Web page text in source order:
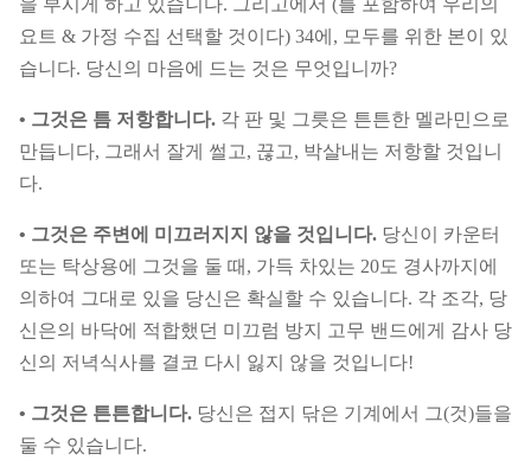
을 부시게 하고 있습니다. 그리고에서 (를 포함하여 우리의
요트 & 가정 수집 선택할 것이다) 34에, 모두를 위한 본이 있
습니다. 당신의 마음에 드는 것은 무엇입니까?
• 그것은 틈 저항합니다. 각 판 및 그릇은 튼튼한 멜라민으로
만듭니다, 그래서 잘게 썰고, 끊고, 박살내는 저항할 것입니
다.
• 그것은 주변에 미끄러지지 않을 것입니다. 당신이 카운터
또는 탁상용에 그것을 둘 때, 가득 차있는 20도 경사까지에
의하여 그대로 있을 당신은 확실할 수 있습니다. 각 조각, 당
신은의 바닥에 적합했던 미끄럼 방지 고무 밴드에게 감사 당
신의 저녁식사를 결코 다시 잃지 않을 것입니다!
• 그것은 튼튼합니다. 당신은 접지 닦은 기계에서 그(것)들을
둘 수 있습니다.